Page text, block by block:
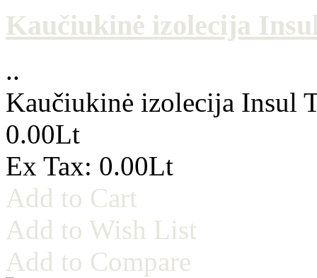
Kaučiukinė izolecija
..
Kaučiukinė izolecija Insul
0.00Lt
Ex Tax: 0.00Lt
Add to Cart
Add to Wish List
Add to Compare